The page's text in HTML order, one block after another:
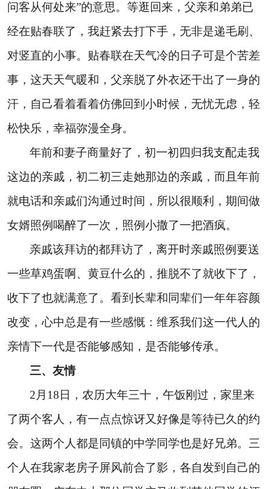
问客从何处来”的意思。等逛回来，父亲和弟弟已
经在贴春联了，我赶紧去打下手，无非是递毛刷、
对竖直的小事。贴春联在天气冷的日子可是个苦差
事，这天天气暖和，父亲脱了外衣还干出了一身的
汗，自己看着看着仿佛回到小时候，无忧无虑，轻
松快乐，幸福弥漫全身。
年前和妻子商量好了，初一初四归我支配走我
这边的亲戚，初二初三走她那边的亲戚，而且年前
就电话和亲戚们沟通过时间，所以很顺利，期间做
女婿照例喝醉了一次，照例小撒了一把酒疯。
亲戚该拜访的都拜访了，离开时亲戚照例要送
一些草鸡蛋啊、黄豆什么的，推脱不了就收下了，
收下了也就满意了。看到长辈和同辈们一年年容颜
改变，心中总是有一些感慨：维系我们这一代人的
亲情下一代是否能够感知，是否能够传承。
三、友情
2 月 18 日 ，农历大年三十，午饭刚过，家里来
了两个客人，有一点点惊讶又好像是等待已久的约
会。这两个人都是同镇的中学同学也是好兄弟。三
个人在我家老房子屏风前合了影，各自发到自己的